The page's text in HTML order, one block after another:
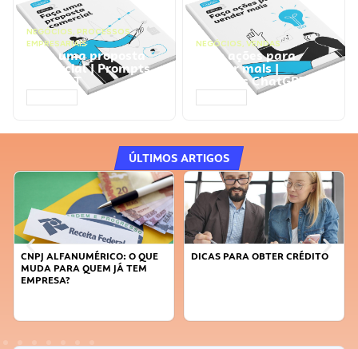
NEGÓCIOS, PROCESSOS
EMPRESARIAIS
Faça uma proposta
comercial | Prompts
ChatGPT
NEGÓCIOS, VENDAS
Faça ações para
vender mais |
Prompts ChatGPT
ÚLTIMOS ARTIGOS
CNPJ ALFANUMÉRICO: O QUE
MUDA PARA QUEM JÁ TEM
EMPRESA?
DICAS PARA OBTER CRÉDITO